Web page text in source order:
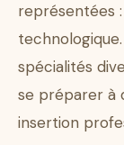
représentées
spécialités
se préparer à
insertion